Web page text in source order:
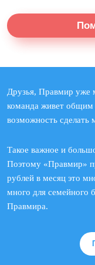
Друзья, Правмир уже
команда живет общим
возможность сделать
Такое важное и
Поэтому «Правмир»
рублей в месяц это
много для семейного
Правмира.